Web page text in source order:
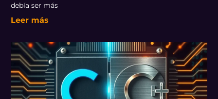
debía ser más
Leer más